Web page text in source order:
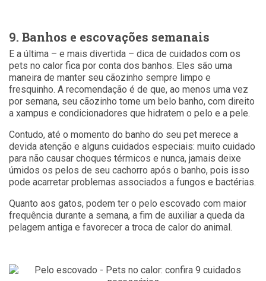
9. Banhos e escovações semanais
E a última – e mais divertida – dica de cuidados com os
pets no calor fica por conta dos banhos. Eles são uma
maneira de manter seu cãozinho sempre limpo e
fresquinho. A recomendação é de que, ao menos uma vez
por semana, seu cãozinho tome um belo banho, com direito
a xampus e condicionadores que hidratem o pelo e a pele.
Contudo, até o momento do banho do seu pet merece a
devida atenção e alguns cuidados especiais: muito cuidado
para não causar choques térmicos e nunca, jamais deixe
úmidos os pelos de seu cachorro após o banho, pois isso
pode acarretar problemas associados a fungos e bactérias.
Quanto aos gatos, podem ter o pelo escovado com maior
frequência durante a semana, a fim de auxiliar a queda da
pelagem antiga e favorecer a troca de calor do animal.